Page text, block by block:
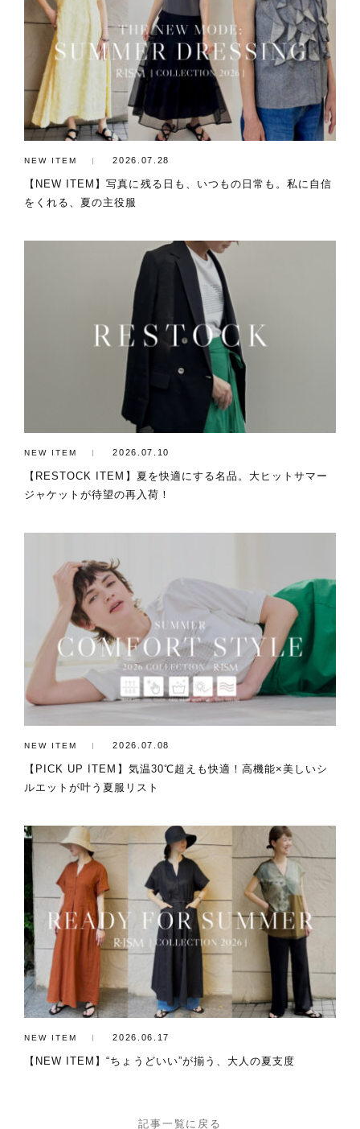
NEW ITEM 2026.07.28
【NEW ITEM】写真に残る日も、いつもの日常も。私に自信
をくれる、夏の主役服
NEW ITEM 2026.07.10
【RESTOCK ITEM】夏を快適にする名品。大ヒットサマー
ジャケットが待望の再入荷！
NEW ITEM 2026.07.08
【PICK UP ITEM】気温30℃超えも快適！高機能×美しいシ
ルエットが叶う夏服リスト
NEW ITEM 2026.06.17
【NEW ITEM】“ちょうどいい”が揃う、大人の夏支度
記事一覧に戻る